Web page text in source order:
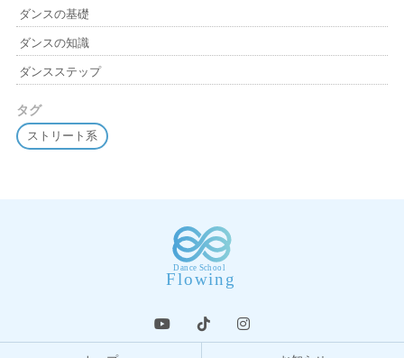
ダンスの基礎
ダンスの知識
ダンスステップ
タグ
ストリート系